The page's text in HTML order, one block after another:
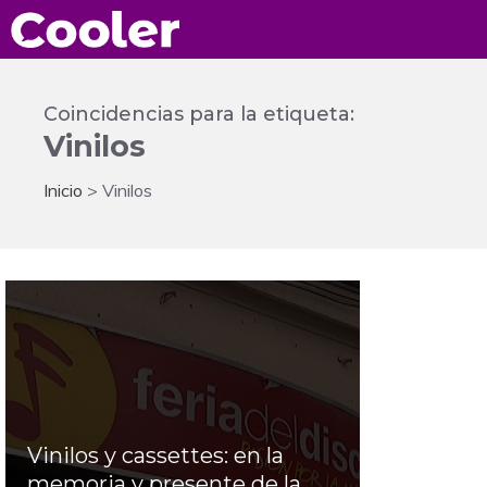
Saltar
al
Coincidencias para la etiqueta:
Vinilos
Inicio > Vinilos
Vinilos y cassettes: en la